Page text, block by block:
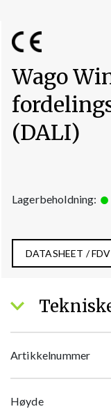
Wago
(DALI)
Lagerbeholdning:
DATASHEET / FDV
Artikkelnummer
Høyde